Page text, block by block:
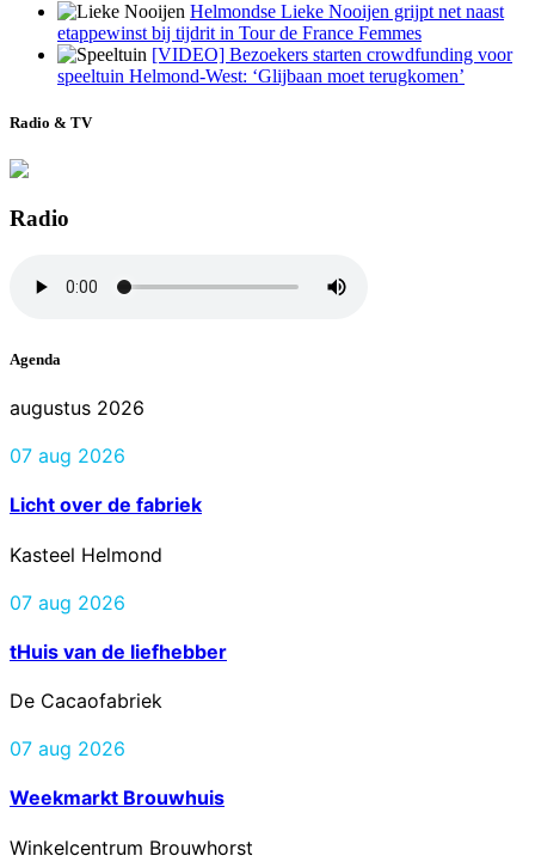
Helmondse Lieke Nooijen grijpt net naast
etappewinst bij tijdrit in Tour de France Femmes
[VIDEO] Bezoekers starten crowdfunding voor
speeltuin Helmond-West: ‘Glijbaan moet terugkomen’
Radio & TV
Radio
Agenda
augustus 2026
07 aug 2026
Licht over de fabriek
Kasteel Helmond
07 aug 2026
tHuis van de liefhebber
De Cacaofabriek
07 aug 2026
Weekmarkt Brouwhuis
Winkelcentrum Brouwhorst